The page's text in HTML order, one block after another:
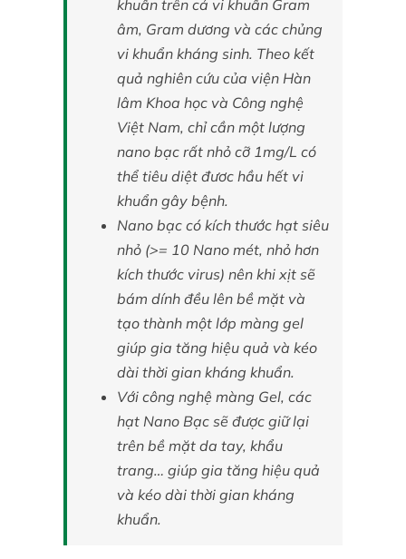
khuẩn trên cả vi khuẩn Gram
âm, Gram dương và các chủng
vi khuẩn kháng sinh. Theo kết
quả nghiên cứu của viện Hàn
lâm Khoa học và Công nghệ
Việt Nam, chỉ cần một lượng
nano bạc rất nhỏ cỡ 1mg/L có
thể tiêu diệt đươc hầu hết vi
khuẩn gây bệnh.
Nano bạc có kích thước hạt siêu
nhỏ (>= 10 Nano mét, nhỏ hơn
kích thước virus) nên khi xịt sẽ
bám dính đều lên bề mặt và
tạo thành một lớp màng gel
giúp gia tăng hiệu quả và kéo
dài thời gian kháng khuẩn.
Với công nghệ màng Gel, các
hạt Nano Bạc sẽ được giữ lại
trên bề mặt da tay, khẩu
trang… giúp gia tăng hiệu quả
và kéo dài thời gian kháng
khuẩn.